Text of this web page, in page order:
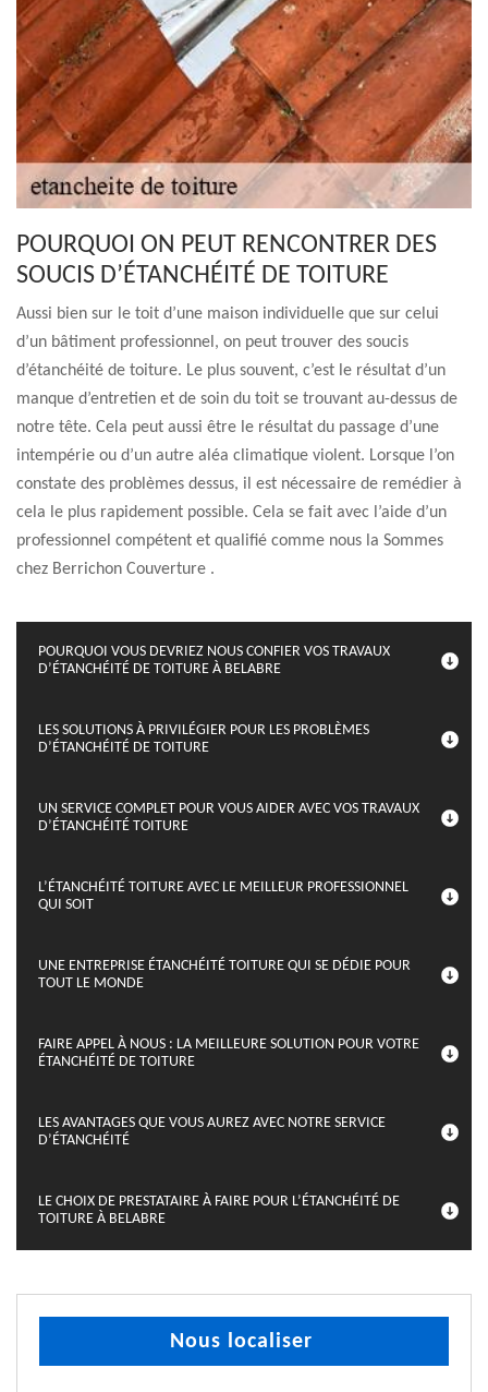
POURQUOI ON PEUT RENCONTRER DES
SOUCIS D’ÉTANCHÉITÉ DE TOITURE
Aussi bien sur le toit d’une maison individuelle que sur celui
d’un bâtiment professionnel, on peut trouver des soucis
d’étanchéité de toiture. Le plus souvent, c’est le résultat d’un
manque d’entretien et de soin du toit se trouvant au-dessus de
notre tête. Cela peut aussi être le résultat du passage d’une
intempérie ou d’un autre aléa climatique violent. Lorsque l’on
constate des problèmes dessus, il est nécessaire de remédier à
cela le plus rapidement possible. Cela se fait avec l’aide d’un
professionnel compétent et qualifié comme nous la Sommes
chez Berrichon Couverture .
POURQUOI VOUS DEVRIEZ NOUS CONFIER VOS TRAVAUX
D’ÉTANCHÉITÉ DE TOITURE À BELABRE
LES SOLUTIONS À PRIVILÉGIER POUR LES PROBLÈMES
D’ÉTANCHÉITÉ DE TOITURE
UN SERVICE COMPLET POUR VOUS AIDER AVEC VOS TRAVAUX
D’ÉTANCHÉITÉ TOITURE
L’ÉTANCHÉITÉ TOITURE AVEC LE MEILLEUR PROFESSIONNEL
QUI SOIT
UNE ENTREPRISE ÉTANCHÉITÉ TOITURE QUI SE DÉDIE POUR
TOUT LE MONDE
FAIRE APPEL À NOUS : LA MEILLEURE SOLUTION POUR VOTRE
ÉTANCHÉITÉ DE TOITURE
LES AVANTAGES QUE VOUS AUREZ AVEC NOTRE SERVICE
D’ÉTANCHÉITÉ
LE CHOIX DE PRESTATAIRE À FAIRE POUR L’ÉTANCHÉITÉ DE
TOITURE À BELABRE
Nous localiser